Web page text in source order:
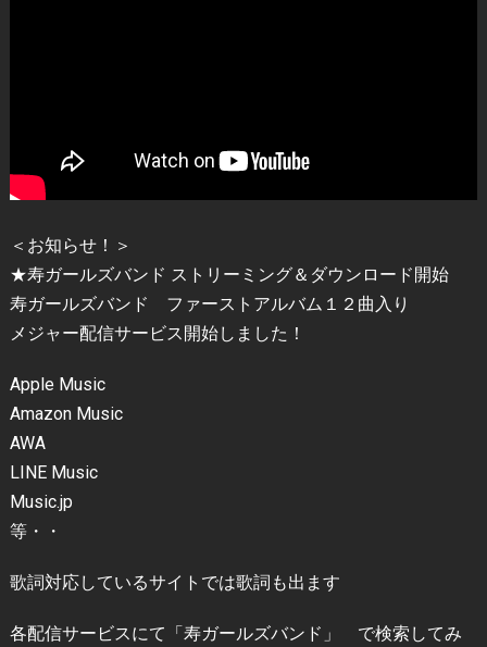
＜お知らせ！＞
★寿ガールズバンド ストリーミング＆ダウンロード開始
寿ガールズバンド ファーストアルバム１２曲入り
メジャー配信サービス開始しました！
Apple Music
Amazon Music
AWA
LINE Music
Music.jp
等・・
歌詞対応しているサイトでは歌詞も出ます
各配信サービスにて「寿ガールズバンド」 で検索してみ